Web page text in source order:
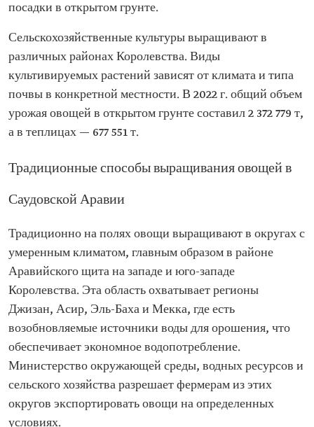
посадки в открытом грунте.
Сельскохозяйственные культуры выращивают в
различных районах Королевства. Виды
культивируемых растений зависят от климата и типа
почвы в конкретной местности. В 2022 г. общий объем
урожая овощей в открытом грунте составил 2 372 779 т,
а в теплицах — 677 551 т.
Традиционные способы выращивания овощей в
Саудовской Аравии
Традиционно на полях овощи выращивают в округах с
умеренным климатом, главным образом в районе
Аравийского щита на западе и юго-западе
Королевства. Эта область охватывает регионы
Джизан, Асир, Эль-Баха и Мекка, где есть
возобновляемые источники воды для орошения, что
обеспечивает экономное водопотребление.
Министерство окружающей среды, водных ресурсов и
сельского хозяйства разрешает фермерам из этих
округов экспортировать овощи на определенных
условиях.